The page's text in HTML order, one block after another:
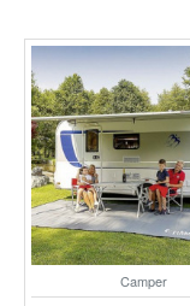
Camper